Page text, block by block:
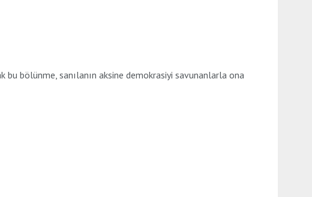
bu bölünme, sanılanın aksine demokrasiyi savunanlarla ona